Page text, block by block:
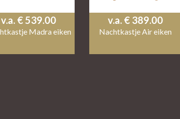
v.a. € 539.00
Madra eiken
v.a. € 389.00
Nachtkastje Air eiken